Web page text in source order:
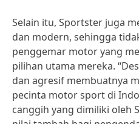
Selain itu, Sportster juga
dan modern, sehingga
penggemar motor yang
pilihan utama mereka.
dan agresif membuatnya
pecinta motor sport di
canggih yang dimiliki oleh